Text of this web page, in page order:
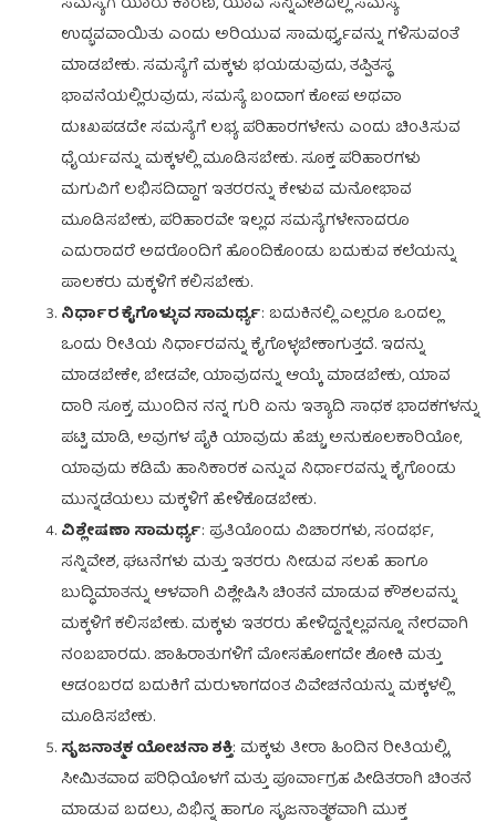
ಉದ್ಭವವಾಯಿತು ಎಂದು ಅರಿಯುವ ಸಾಮರ್ಥ್ತ್ಯವನ್ನು ಗಳಿಸುವಂತೆ
ಮಾಡಬೇಕು. ಸಮಸ್ಯೆಗೆ ಮಕ್ಕಳು ಭಯಡುವುದು, ತಪ್ಪಿತಸ್ಥ
ಭಾವನೆಯಲ್ಲಿರುವುದು, ಸಮಸ್ಯೆ ಬಂದಾಗ ಕೋಪ ಅಥವಾ
ದುಃಖಪಡದೇ ಸಮಸ್ಯೆಗೆ ಲಭ್ಯ ಪರಿಹಾರಗಳೇನು ಎಂದು ಚಿಂತಿಸುವ
ಧೈರ್ಯವನ್ನು ಮಕ್ಕಳಲ್ಲಿ ಮೂಡಿಸಬೇಕು. ಸೂಕ್ತ ಪರಿಹಾರಗಳು
ಮಗುವಿಗೆ ಲಭಿಸದಿದ್ದಾಗ ಇತರರನ್ನು ಕೇಳುವ ಮನೋಭಾವ
ಮೂಡಿಸಬೇಕು, ಪರಿಹಾರವೇ ಇಲ್ಲದ ಸಮಸ್ಯೆಗಳೇನಾದರೂ
ಎದುರಾದರೆ ಅದರೊಂದಿಗೆ ಹೊಂದಿಕೊಂಡು ಬದುಕುವ ಕಲೆಯನ್ನು
ಪಾಲಕರು ಮಕ್ಕಳಿಗೆ ಕಲಿಸಬೇಕು.
ನಿರ್ಧಾರ ಕೈಗೊಳ್ಳುವ ಸಾಮರ್ಥ್ಯ: ಬದುಕಿನಲ್ಲಿ ಎಲ್ಲರೂ ಒಂದಲ್ಲ
ಒಂದು ರೀತಿಯ ನಿರ್ಧಾರವನ್ನು ಕೈಗೊಳ್ಳಬೇಕಾಗುತ್ತದೆ. ಇದನ್ನು
ಮಾಡಬೇಕೇ, ಬೇಡವೇ, ಯಾವುದನ್ನು ಆಯ್ಕೆ ಮಾಡಬೇಕು, ಯಾವ
ದಾರಿ ಸೂಕ್ತ, ಮುಂದಿನ ನನ್ನ ಗುರಿ ಏನು ಇತ್ಯಾದಿ ಸಾಧಕ ಭಾದಕಗಳನ್ನು
ಪಟ್ಟಿ ಮಾಡಿ, ಅವುಗಳ ಪೈಕಿ ಯಾವುದು ಹೆಚ್ಚು ಅನುಕೂಲಕಾರಿಯೋ,
ಯಾವುದು ಕಡಿಮೆ ಹಾನಿಕಾರಕ ಎನ್ನುವ ನಿರ್ಧಾರವನ್ನು ಕೈಗೊಂಡು
ಮುನ್ನಡೆಯಲು ಮಕ್ಕಳಿಗೆ ಹೇಳಿಕೊಡಬೇಕು.
ವಿಶ್ಲೇಷಣಾ ಸಾಮರ್ಥ್ಯ: ಪ್ರತಿಯೊಂದು ವಿಚಾರಗಳು, ಸಂದರ್ಭ,
ಸನ್ನಿವೇಶ, ಘಟನೆಗಳು ಮತ್ತು ಇತರರು ನೀಡುವ ಸಲಹೆ ಹಾಗೂ
ಬುದ್ಧಿಮಾತನ್ನು ಆಳವಾಗಿ ವಿಶ್ಲೇಷಿಸಿ ಚಿಂತನೆ ಮಾಡುವ ಕೌಶಲವನ್ನು
ಮಕ್ಕಳಿಗೆ ಕಲಿಸಬೇಕು. ಮಕ್ಕಳು ಇತರರು ಹೇಳಿದ್ದನ್ನೆಲ್ಲವನ್ನೂ ನೇರವಾಗಿ
ನಂಬಬಾರದು. ಜಾಹಿರಾತುಗಳಿಗೆ ಮೋಸಹೋಗದೇ ಶೋಕಿ ಮತ್ತು
ಆಡಂಬರದ ಬದುಕಿಗೆ ಮರುಳಾಗದಂತ ವಿವೇಚನೆಯನ್ನು ಮಕ್ಕಳಲ್ಲಿ
ಮೂಡಿಸಬೇಕು.
ಸೃಜನಾತ್ಮಕ ಯೋಚನಾ ಶಕ್ತಿ: ಮಕ್ಕಳು ತೀರಾ ಹಿಂದಿನ ರೀತಿಯಲ್ಲಿ,
ಸೀಮಿತವಾದ ಪರಿಧಿಯೊಳಗೆ ಮತ್ತು ಪೂರ್ವಾಗ್ರಹ ಪೀಡಿತರಾಗಿ ಚಿಂತನೆ
ಮಾಡುವ ಬದಲು, ವಿಭಿನ್ನ ಹಾಗೂ ಸೃಜನಾತ್ಮಕವಾಗಿ ಮುಕ್ತ